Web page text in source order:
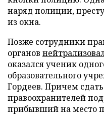
наряд полиции,
из окна.
Позже сотрудники
органов
оказался ученик
образовательного
Гордеев. Причем
правоохранителей
прибывший на место